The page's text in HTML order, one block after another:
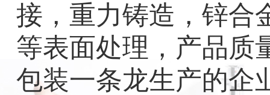
接，重力铸造，锌合
等表面处理，产品质
包装一条龙生产的企